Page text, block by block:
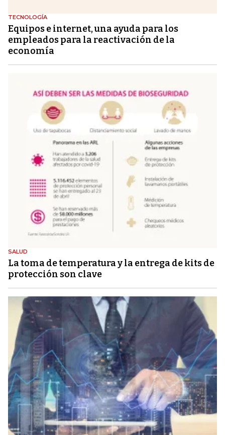
TECNOLOGÍA
Equipos e internet, una ayuda para los
empleados para la reactivación de la
economía
SALUD
La toma de temperatura y la entrega de kits de
protección son clave